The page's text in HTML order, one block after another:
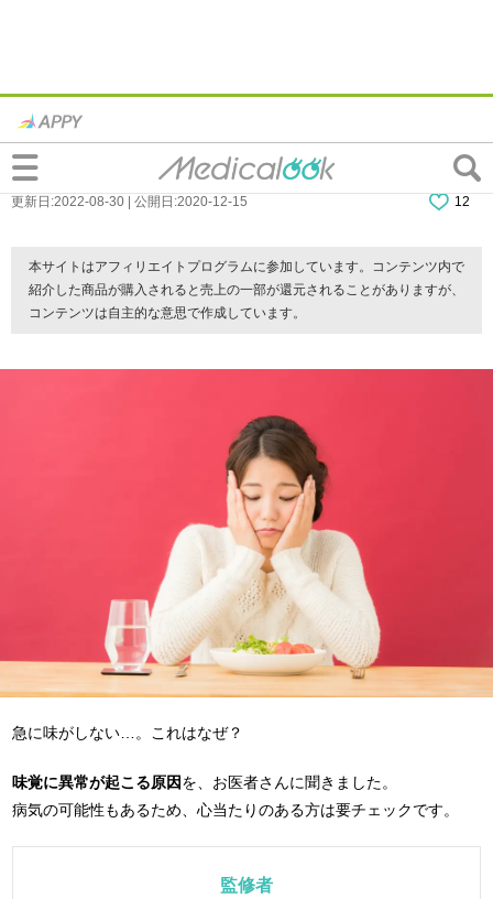
なぜ？「急に味がしない」3つの原因。対
処法は？病院は何科？
更新日:2022-08-30 | 公開日:2020-12-15 12
本サイトはアフィリエイトプログラムに参加しています。コンテンツ内で
紹介した商品が購入されると売上の一部が還元されることがありますが、
コンテンツは自主的な意思で作成しています。
急に味がしない…。これはなぜ？
味覚に異常が起こる原因を、お医者さんに聞きました。
病気の可能性もあるため、心当たりのある方は要チェックです。
監修者